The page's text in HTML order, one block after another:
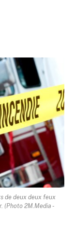
de deux deux feux
(Photo 2M.Media -